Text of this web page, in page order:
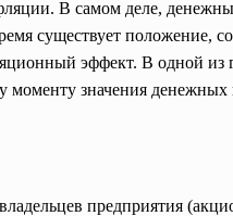
В самом деле,
существует положение,
эффект. В одной из
значения денежных
предприятия